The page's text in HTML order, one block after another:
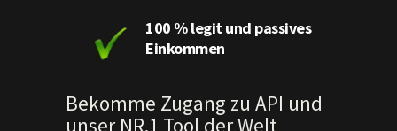
100 % legit und passives
Einkommen
Bekomme Zugang zu API und
unser NR.1 Tool der Welt